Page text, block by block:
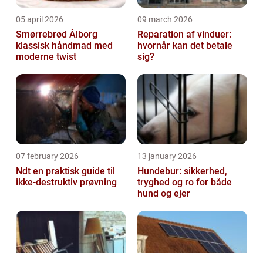
05 april 2026
Smørrebrød Ålborg
klassisk håndmad med
moderne twist
09 march 2026
Reparation af vinduer:
hvornår kan det betale
sig?
07 february 2026
Ndt en praktisk guide til
ikke-destruktiv prøvning
13 january 2026
Hundebur: sikkerhed,
tryghed og ro for både
hund og ejer